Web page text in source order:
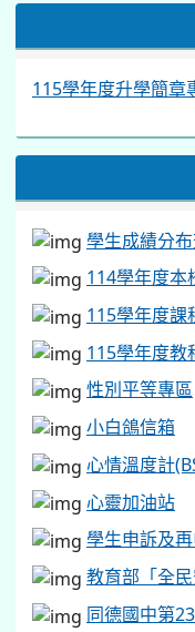
:::
115學年度升學簡章
學生成績分
114學年度本
115學年度課
115學年度教
性別平等專區
小白鴿信箱
心情溫度計
心靈加油站
學生申訴及
教育部「全
同德國中第